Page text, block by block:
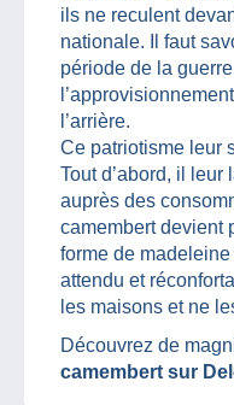
ils ne reculent
nationale. Il faut
période de la
l’arrière.
Ce patriotisme leur
Tout d’abord, il
auprès des
camembert devient
forme de
attendu et
les maisons et ne
Découvrez de
camembert sur